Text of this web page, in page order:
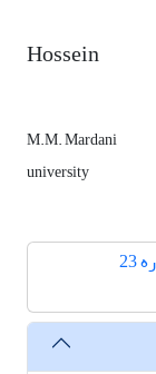
Hossein
M.M. Mardani
university